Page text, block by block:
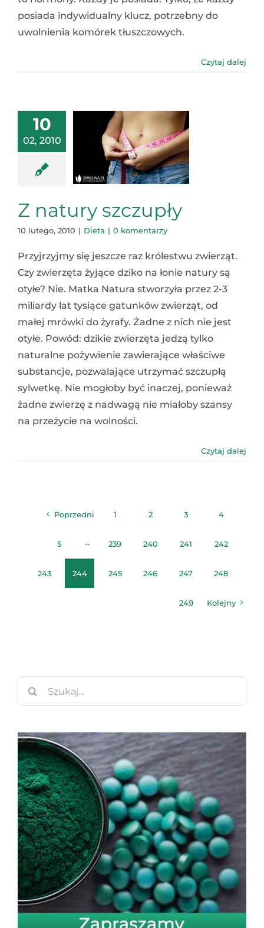
posiada indywidualny klucz, potrzebny do
uwolnienia komórek tłuszczowych.
Czytaj dalej
10
02, 2010
Z natury szczupły
10 lutego, 2010 | Dieta | 0 komentarzy
Przyjrzyjmy się jeszcze raz królestwu zwierząt.
Czy zwierzęta żyjące dziko na łonie natury są
otyłe? Nie. Matka Natura stworzyła przez 2-3
miliardy lat tysiące gatunków zwierząt, od
małej mrówki do żyrafy. Żadne z nich nie jest
otyłe. Powód: dzikie zwierzęta jedzą tylko
naturalne pożywienie zawierające właściwe
substancje, pozwalające utrzymać szczupłą
sylwetkę. Nie mogłoby być inaczej, ponieważ
żadne zwierzę z nadwagą nie miałoby szansy
na przeżycie na wolności.
Czytaj dalej
Poprzedni 1 2 3 4
5 ··· 239 240 241 242
243 244 245 246 247 248
249 Kolejny